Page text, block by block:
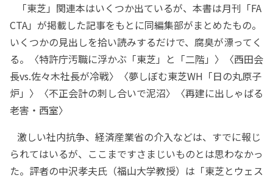
「東芝」関連本はいくつか出ているが、本書は月刊「FA
CTA」が掲載した記事をもとに同編集部がまとめたもの。
いくつかの見出しを拾い読みするだけで、腐臭が漂ってく
る。〈特許庁汚職に浮かぶ「東芝」と「二階」〉〈西田会
長vs.佐々木社長が冷戦〉〈夢しぼむ東芝WH「日の丸原子
炉」〉〈不正会計の刺し合いで泥沼〉〈再建に出しゃばる
老害・西室〉
激しい社内抗争、経済産業省の介入などは、すでに報じ
られてはいるが、ここまですさまじいものとは思わなかっ
た。評者の中沢孝夫氏（福山大学教授）は「東芝とウェス